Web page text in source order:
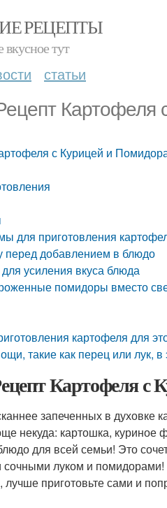
РЕЦЕПТЫ
вкусное тут
статьи
с Курицей и
для приготовления
перед добавлением в блюдо
усиления вкуса блюда
помидоры вместо
картофеля для
такие как перец или лук,
Картофеля с
запеченных в
некуда: картошка, куриное
для всей семьи! Это
луком и
приготовьте сами и